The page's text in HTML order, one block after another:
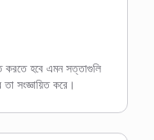
করতে হবে এমন সত্তাগুলি
সংজ্ঞায়িত করে।